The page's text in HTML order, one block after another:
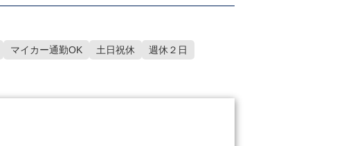
マイカー通勤OK 土日祝休
週休２日